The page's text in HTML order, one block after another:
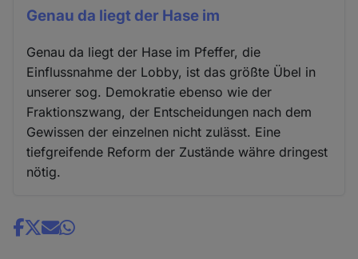
Genau da liegt der Hase im
Genau da liegt der Hase im Pfeffer, die
Einflussnahme der Lobby, ist das größte Übel in
unserer sog. Demokratie ebenso wie der
Fraktionszwang, der Entscheidungen nach dem
Gewissen der einzelnen nicht zulässt. Eine
tiefgreifende Reform der Zustände währe dringest
nötig.
Share